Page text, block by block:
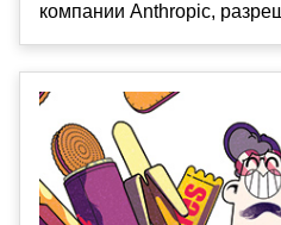
компании Anthropic,